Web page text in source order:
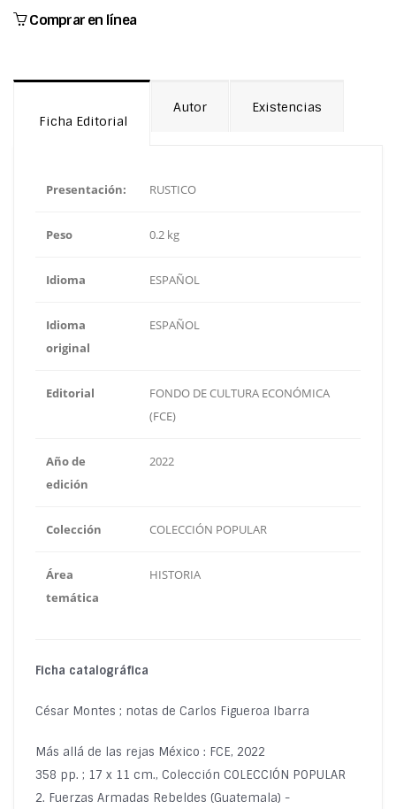
Comprar en línea
Ficha Editorial
Autor Existencias
Presentación: RUSTICO
Peso 0.2 kg
Idioma ESPAÑOL
Idioma
original
ESPAÑOL
Editorial
FONDO DE CULTURA ECONÓMICA
(FCE)
Año de
edición
2022
Colección COLECCIÓN POPULAR
Área
temática
HISTORIA
Ficha catalográfica
César Montes ; notas de Carlos Figueroa Ibarra
Más allá de las rejas México : FCE, 2022
358 pp. ; 17 x 11 cm., Colección COLECCIÓN POPULAR
2. Fuerzas Armadas Rebeldes (Guatemala) -